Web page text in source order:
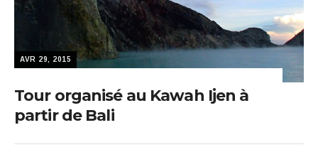
AVR 29, 2015
Tour organisé au Kawah Ijen à
partir de Bali